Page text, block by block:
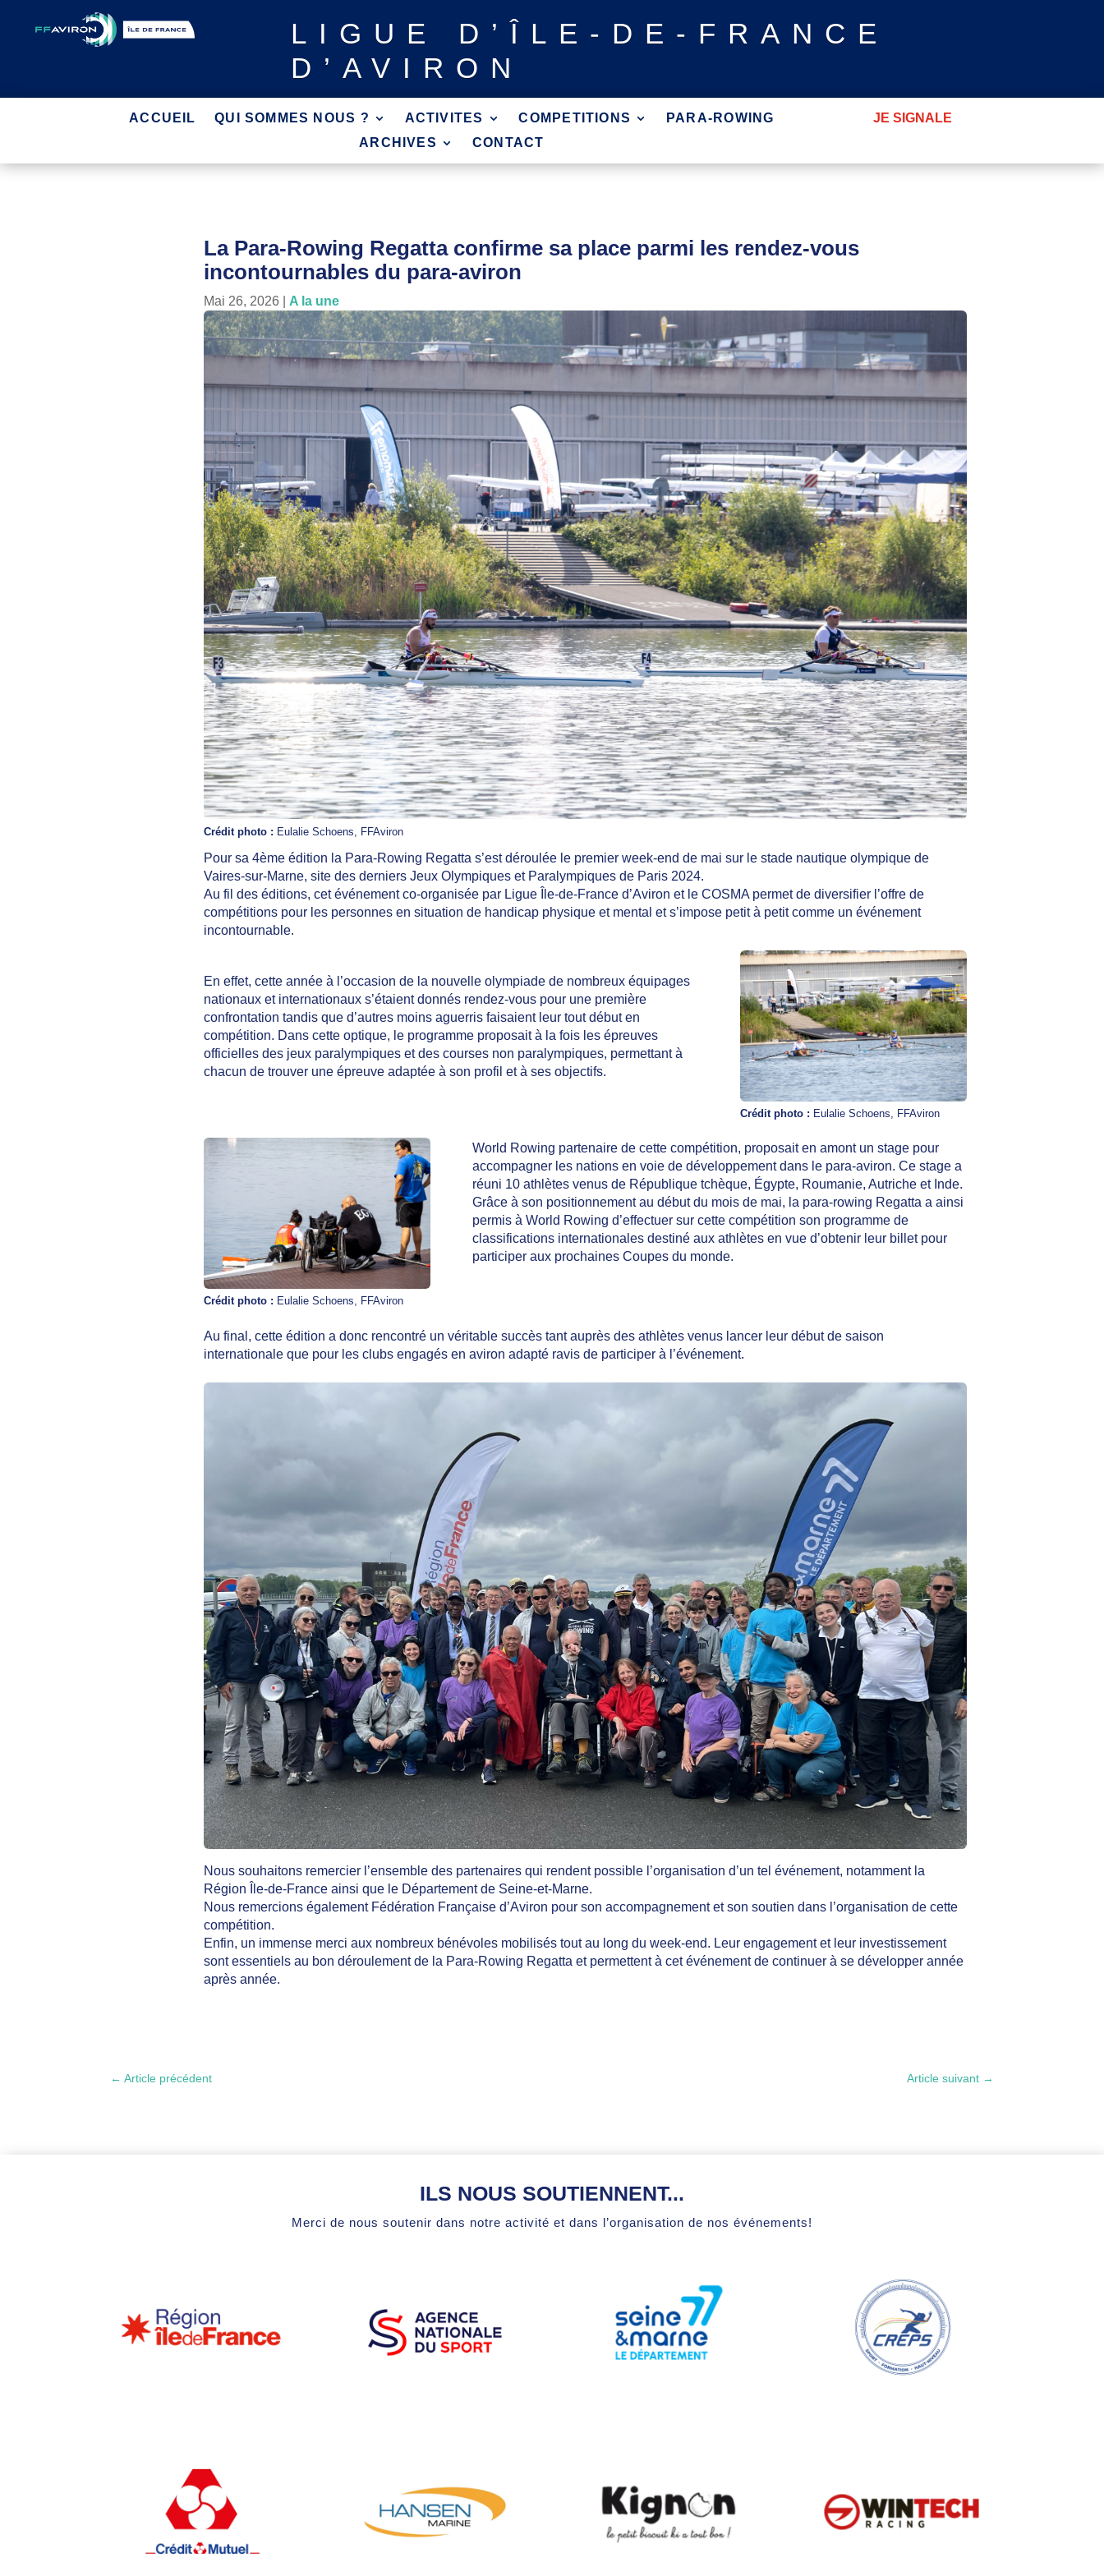
LIGUE
D’ÎLE-DE-FRANCE
D’AVIRON
ACCUEIL QUI SOMMES NOUS ? ACTIVITES COMPETITIONS
PARA-ROWING
ARCHIVES
CONTACT
JE SIGNALE
La Para-Rowing Regatta confirme sa place parmi les rendez-vous
incontournables du para-aviron
Mai 26, 2026 A la une
Crédit photo : Eulalie Schoens, FFAviron
Pour sa 4ème édition la Para-Rowing Regatta s’est déroulée le premier week-end de mai sur le stade nautique olympique de
Vaires-sur-Marne, site des derniers Jeux Olympiques et Paralympiques de Paris 2024.
Au fil des éditions, cet événement co-organisée par Ligue Île-de-France d’Aviron et le COSMA permet de diversifier l’offre de
compétitions pour les personnes en situation de handicap physique et mental et s’impose petit à petit comme un événement
incontournable.
En effet, cette année à l’occasion de la nouvelle olympiade de nombreux équipages
nationaux et internationaux s’étaient donnés rendez-vous pour une première
confrontation tandis que d’autres moins aguerris faisaient leur tout début en
compétition. Dans cette optique, le programme proposait à la fois les épreuves
officielles des jeux paralympiques et des courses non paralympiques, permettant à
chacun de trouver une épreuve adaptée à son profil et à ses objectifs.
Crédit photo : Eulalie Schoens, FFAviron
Crédit photo : Eulalie Schoens, FFAviron
World Rowing partenaire de cette compétition, proposait en amont un stage pour
accompagner les nations en voie de développement dans le para-aviron. Ce stage a
réuni 10 athlètes venus de République tchèque, Égypte, Roumanie, Autriche et Inde.
Grâce à son positionnement au début du mois de mai, la para-rowing Regatta a ainsi
permis à World Rowing d’effectuer sur cette compétition son programme de
classifications internationales destiné aux athlètes en vue d’obtenir leur billet pour
participer aux prochaines Coupes du monde.
Au final, cette édition a donc rencontré un véritable succès tant auprès des athlètes venus lancer leur début de saison
internationale que pour les clubs engagés en aviron adapté ravis de participer à l’événement.
Nous souhaitons remercier l’ensemble des partenaires qui rendent possible l’organisation d’un tel événement, notamment la
Région Île-de-France ainsi que le Département de Seine-et-Marne.
Nous remercions également Fédération Française d’Aviron pour son accompagnement et son soutien dans l’organisation de cette
compétition.
Enfin, un immense merci aux nombreux bénévoles mobilisés tout au long du week-end. Leur engagement et leur investissement
sont essentiels au bon déroulement de la Para-Rowing Regatta et permettent à cet événement de continuer à se développer année
après année.
←Article précédent Article suivant→
ILS NOUS SOUTIENNENT...
Merci de nous soutenir dans notre activité et dans l’organisation de nos événements!